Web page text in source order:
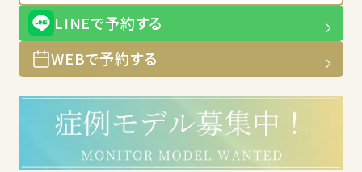
LINEで予約する
WEBで予約する